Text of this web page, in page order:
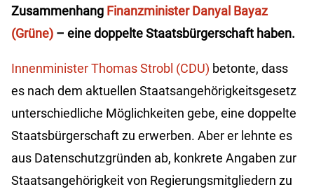
Zusammenhang Finanzminister Danyal Bayaz
(Grüne) – eine doppelte Staatsbürgerschaft haben.
Innenminister Thomas Strobl (CDU) betonte, dass
es nach dem aktuellen Staatsangehörigkeitsgesetz
unterschiedliche Möglichkeiten gebe, eine doppelte
Staatsbürgerschaft zu erwerben. Aber er lehnte es
aus Datenschutzgründen ab, konkrete Angaben zur
Staatsangehörigkeit von Regierungsmitgliedern zu